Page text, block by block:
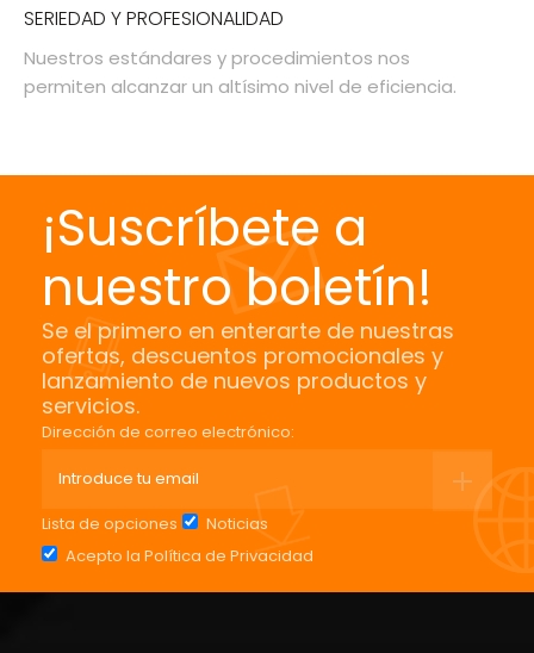
SERIEDAD Y PROFESIONALIDAD
Nuestros estándares y procedimientos nos
permiten alcanzar un altísimo nivel de eficiencia.
¡Suscríbete a
nuestro boletín!
Se el primero en enterarte de nuestras
ofertas, descuentos promocionales y
lanzamiento de nuevos productos y
servicios.
Dirección de correo electrónico:
Lista de opciones
Noticias
Acepto la Política de Privacidad